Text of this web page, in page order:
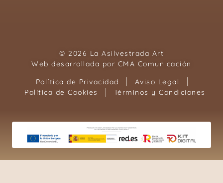
© 2026 La Asilvestrada Art
Web desarrollada por CMA Comunicación
Política de Privacidad
Aviso Legal
Política de Cookies
Términos y Condiciones